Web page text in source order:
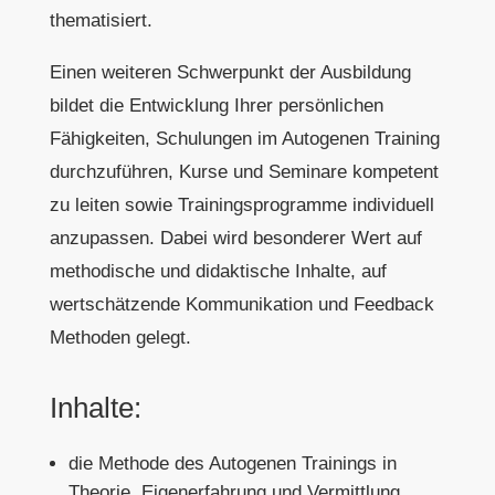
thematisiert.
Einen weiteren Schwerpunkt der Ausbildung
bildet die Entwicklung Ihrer persönlichen
Fähigkeiten, Schulungen im Autogenen Training
durchzuführen, Kurse und Seminare kompetent
zu leiten sowie Trainingsprogramme individuell
anzupassen. Dabei wird besonderer Wert auf
methodische und didaktische Inhalte, auf
wertschätzende Kommunikation und Feedback
Methoden gelegt.
Inhalte:
die Methode des Autogenen Trainings in